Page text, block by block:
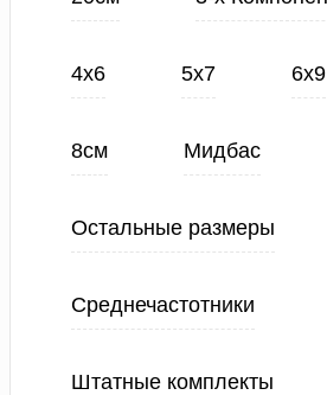
4х6 5х7 6х9
8см Мидбас
Остальные размеры
Среднечастотники
Штатные комплекты